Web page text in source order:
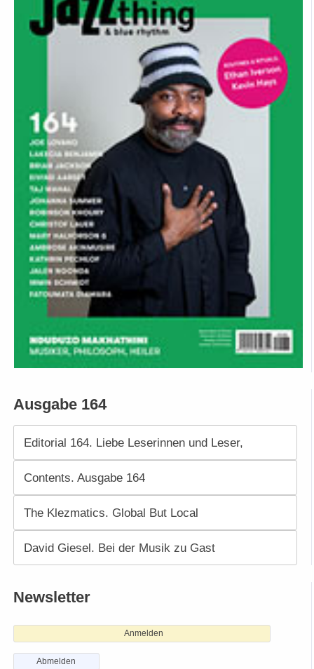
Ausgabe 164
Editorial 164. Liebe Leserinnen und Leser,
Contents. Ausgabe 164
The Klezmatics. Global But Local
David Giesel. Bei der Musik zu Gast
Newsletter
Anmelden
Abmelden